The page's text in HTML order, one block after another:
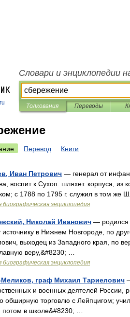
Словари и энциклопедии
Толкования Переводы
Перевод Книги
Иван Петрович — генерал от
воспит к Сухоп. шляхет. корпуса, из
с 1788 по 1795 г. служил в том же
биографическая энциклопедия
Николай Иванович — родился
в Нижнем Новгороде, по
выходец из Западного края, по
веру,&#8230; …
биографическая энциклопедия
граф Михаил Тариелович
и военных деятелей России,
обширную торговлю с Лейпцигом;
потом в школе&#8230; …